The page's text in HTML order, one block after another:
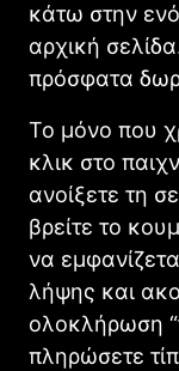
κάτω στην
αρχική
πρόσφατα
Το μόνο που
κλικ στο
ανοίξετε τη
βρείτε το
να
λήψης και
ολοκλήρωση
πληρώσετε